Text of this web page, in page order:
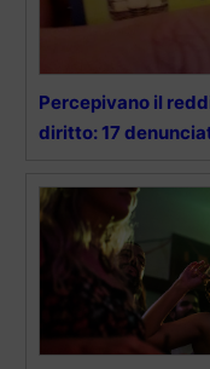
Percepivano il
diritto: 17